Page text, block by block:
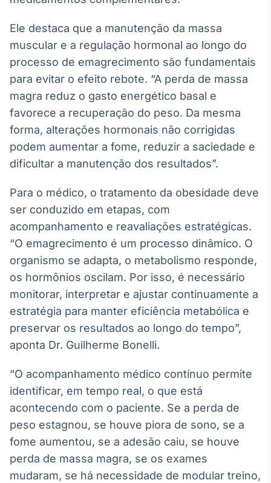
Ele destaca que a manutenção da massa
muscular e a regulação hormonal ao longo do
processo de emagrecimento são fundamentais
para evitar o efeito rebote. “A perda de massa
magra reduz o gasto energético basal e
favorece a recuperação do peso. Da mesma
forma, alterações hormonais não corrigidas
podem aumentar a fome, reduzir a saciedade e
dificultar a manutenção dos resultados”.
Para o médico, o tratamento da obesidade deve
ser conduzido em etapas, com
acompanhamento e reavaliações estratégicas.
“O emagrecimento é um processo dinâmico. O
organismo se adapta, o metabolismo responde,
os hormônios oscilam. Por isso, é necessário
monitorar, interpretar e ajustar continuamente a
estratégia para manter eficiência metabólica e
preservar os resultados ao longo do tempo”,
aponta Dr. Guilherme Bonelli.
“O acompanhamento médico contínuo permite
identificar, em tempo real, o que está
acontecendo com o paciente. Se a perda de
peso estagnou, se houve piora de sono, se a
fome aumentou, se a adesão caiu, se houve
perda de massa magra, se os exames
mudaram, se há necessidade de modular treino,